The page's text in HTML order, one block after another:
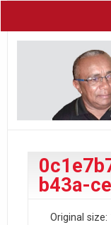
b43a-
Original size: